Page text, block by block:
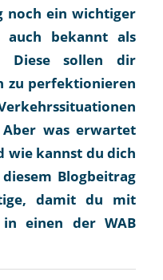
noch ein wichtiger
auch bekannt als
Diese sollen dir
zu perfektionieren
Aber was erwartet
wie kannst du dich
Blogbeitrag
damit du mit
einen der WAB